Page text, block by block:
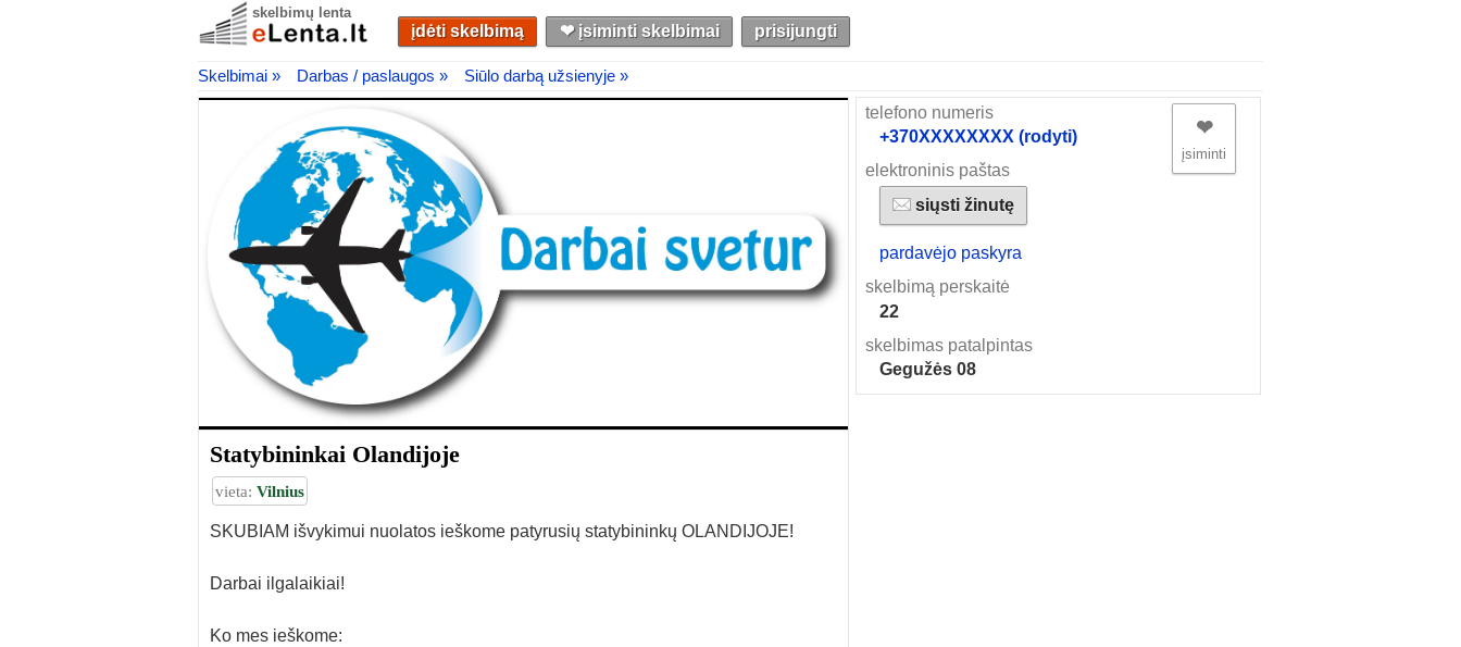
skelbimų lenta
įdėti skelbimą ❤︎ įsiminti skelbimai prisijungti
Skelbimai » Darbas / paslaugos » Siūlo darbą užsienyje »
Statybininkai Olandijoje
vieta: Vilnius
SKUBIAM išvykimui nuolatos ieškome patyrusių statybininkų OLANDIJOJE!
Darbai ilgalaikiai!
Ko mes ieškome:
telefono numeris
+370XXXXXXXX (rodyti)
elektroninis paštas
siųsti žinutę
pardavėjo paskyra
skelbimą perskaitė
22
skelbimas patalpintas
Gegužės 08
❤︎
įsiminti